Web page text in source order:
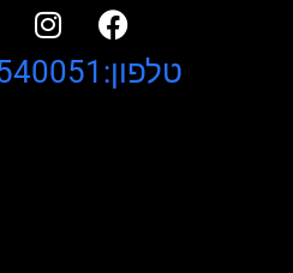
טלפון:077-5540051